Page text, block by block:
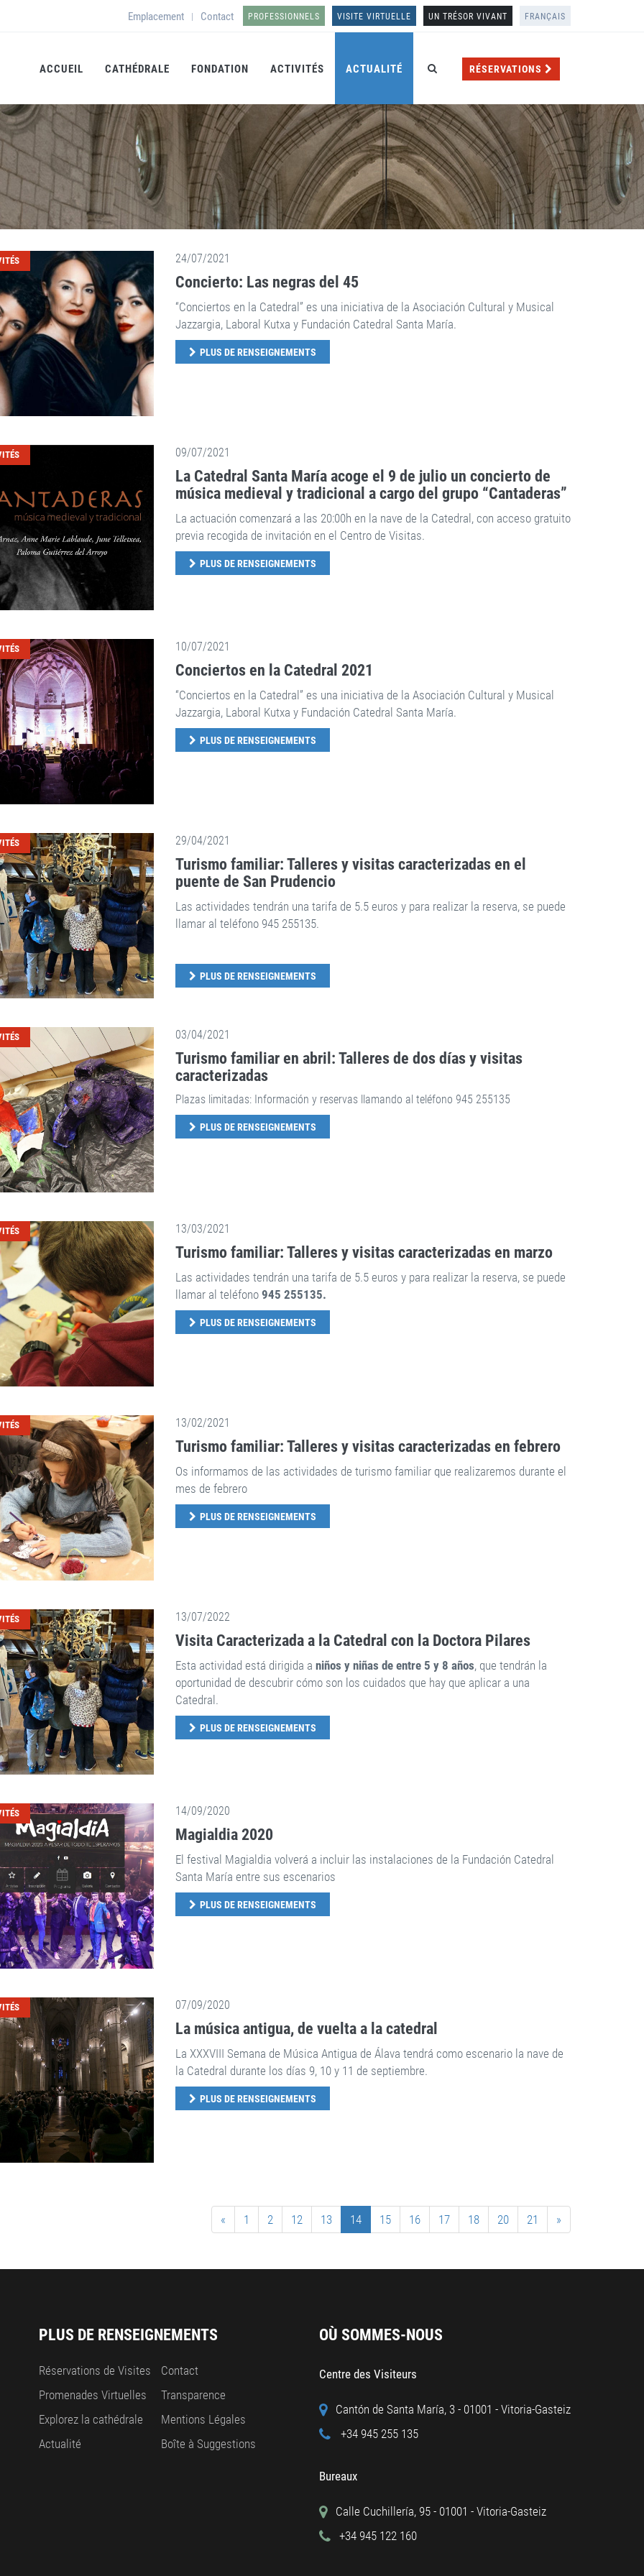
Emplacement | Contact PROFESSIONNELS VISITE VIRTUELLE UN TRÉSOR VIVANT FRANÇAIS
ACCUEIL CATHÉDRALE FONDATION ACTIVITÉS ACTUALITÉ RÉSERVATIONS
24/07/2021
Concierto: Las negras del 45
“Conciertos en la Catedral” es una iniciativa de la Asociación Cultural y Musical
Jazzargia, Laboral Kutxa y Fundación Catedral Santa María.
PLUS DE RENSEIGNEMENTS
09/07/2021
La Catedral Santa María acoge el 9 de julio un concierto de
música medieval y tradicional a cargo del grupo “Cantaderas”
La actuación comenzará a las 20:00h en la nave de la Catedral, con acceso gratuito
previa recogida de invitación en el Centro de Visitas.
PLUS DE RENSEIGNEMENTS
10/07/2021
Conciertos en la Catedral 2021
“Conciertos en la Catedral” es una iniciativa de la Asociación Cultural y Musical
Jazzargia, Laboral Kutxa y Fundación Catedral Santa María.
PLUS DE RENSEIGNEMENTS
29/04/2021
Turismo familiar: Talleres y visitas caracterizadas en el
puente de San Prudencio
Las actividades tendrán una tarifa de 5.5 euros y para realizar la reserva, se puede
llamar al teléfono 945 255135.
PLUS DE RENSEIGNEMENTS
03/04/2021
Turismo familiar en abril: Talleres de dos días y visitas
caracterizadas
Plazas limitadas: Información y reservas llamando al teléfono 945 255135
PLUS DE RENSEIGNEMENTS
13/03/2021
Turismo familiar: Talleres y visitas caracterizadas en marzo
Las actividades tendrán una tarifa de 5.5 euros y para realizar la reserva, se puede
llamar al teléfono 945 255135.
PLUS DE RENSEIGNEMENTS
13/02/2021
Turismo familiar: Talleres y visitas caracterizadas en febrero
Os informamos de las actividades de turismo familiar que realizaremos durante el
mes de febrero
PLUS DE RENSEIGNEMENTS
13/07/2022
Visita Caracterizada a la Catedral con la Doctora Pilares
Esta actividad está dirigida a niños y niñas de entre 5 y 8 años, que tendrán la
oportunidad de descubrir cómo son los cuidados que hay que aplicar a una
Catedral.
PLUS DE RENSEIGNEMENTS
14/09/2020
Magialdia 2020
El festival Magialdia volverá a incluir las instalaciones de la Fundación Catedral
Santa María entre sus escenarios
PLUS DE RENSEIGNEMENTS
07/09/2020
La música antigua, de vuelta a la catedral
La XXXVIII Semana de Música Antigua de Álava tendrá como escenario la nave de
la Catedral durante los días 9, 10 y 11 de septiembre.
PLUS DE RENSEIGNEMENTS
« 1 2 12 13 14 15 16 17 18 20 21 »
PLUS DE RENSEIGNEMENTS
Réservations de Visites
Promenades Virtuelles
Explorez la cathédrale
Actualité
Contact
Transparence
Mentions Légales
Boîte à Suggestions
OÙ SOMMES-NOUS
Centre des Visiteurs
Cantón de Santa María, 3 - 01001 - Vitoria-Gasteiz
+34 945 255 135
Bureaux
Calle Cuchillería, 95 - 01001 - Vitoria-Gasteiz
+34 945 122 160